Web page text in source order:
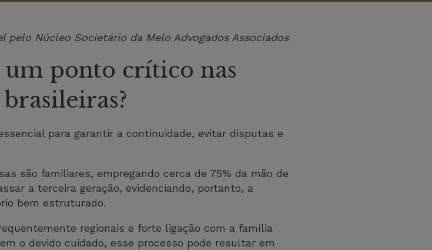
pelo Núcleo Societário da Melo Advogados Associados
um ponto crítico nas
para garantir a continuidade, evitar disputas e
são familiares, empregando cerca de 75% da mão de
a terceira geração, evidenciando, portanto, a
bem estruturado.
regionais e forte ligação com a família
o devido cuidado, esse processo pode resultar em